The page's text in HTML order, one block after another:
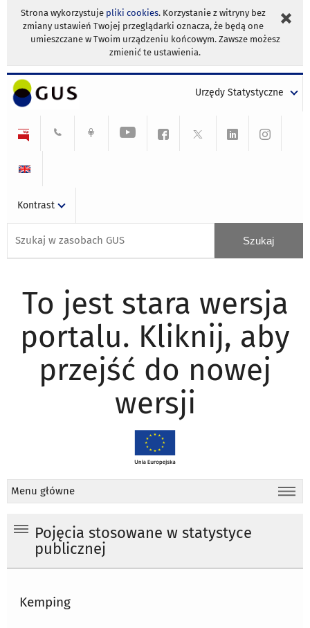
Strona wykorzystuje pliki cookies. Korzystanie z witryny bez
zmiany ustawień Twojej przeglądarki oznacza, że będą one
umieszczane w Twoim urządzeniu końcowym. Zawsze możesz
zmienić te ustawienia.
Urzędy Statystyczne
Kontrast
To jest stara wersja
portalu. Kliknij, aby
przejść do nowej
wersji
Menu główne
Pojęcia stosowane w statystyce
publicznej
Kemping